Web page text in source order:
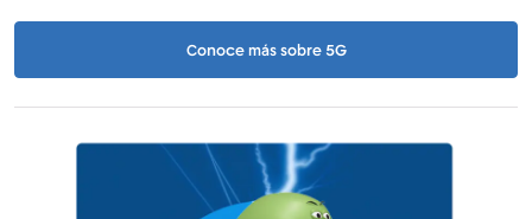
Conoce más sobre 5G